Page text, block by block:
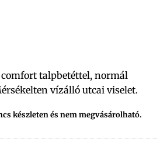
talpbetéttel, normál
vízálló utcai viselet.
készleten és nem megvásárolható.